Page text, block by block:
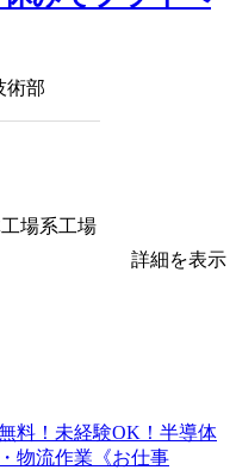
術部
場系工場
詳細を表示